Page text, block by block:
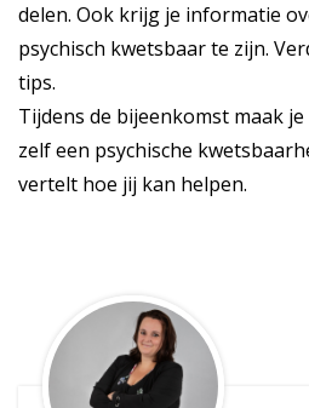
delen. Ook krijg je informatie
psychisch kwetsbaar te zijn.
tips.
Tijdens de bijeenkomst maak
zelf een psychische
vertelt hoe jij kan helpen.